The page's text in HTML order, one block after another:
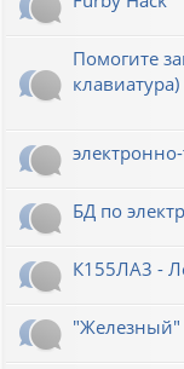
Помогите
клавиатура)
БД по
К155ЛА3 -
"Железный"